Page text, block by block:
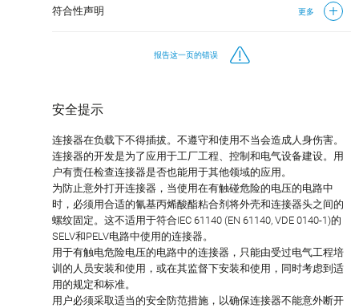
符合性声明 更多
报告这一页的错误
安全提示
连接器在负载下不得插拔。不遵守和使用不当会造成人身伤害。
连接器的开发是为了应用于工厂工程、控制和电气设备建设。用
户有责任检查连接器是否也能用于其他领域的应用。
为防止意外打开连接器，当使用在有触碰危险的电压的电路中
时，必须用合适的氰基丙烯酸酯粘合剂将外壳和连接器头之间的
螺纹固定。这不适用于符合IEC 61140 (EN 61140, VDE 0140-1)的
SELV和PELV电路中使用的连接器。
用于有触电危险电压的电路中的连接器，只能由受过电气工程培
训的人员安装和使用，或在其监督下安装和使用，同时考虑到适
用的规定和标准。
用户必须采取适当的安全防范措施，以确保连接器不能意外断开